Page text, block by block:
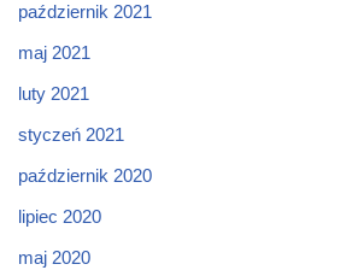
październik 2021
maj 2021
luty 2021
styczeń 2021
październik 2020
lipiec 2020
maj 2020